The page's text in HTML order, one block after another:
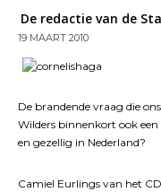
De redactie van de
19 MAART 2010
De brandende vraag die
Wilders binnenkort ook
en gezellig in Nederland?
Camiel Eurlings van het